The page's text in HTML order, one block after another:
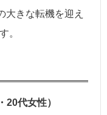
大きな転機を迎え
。
20代女性）